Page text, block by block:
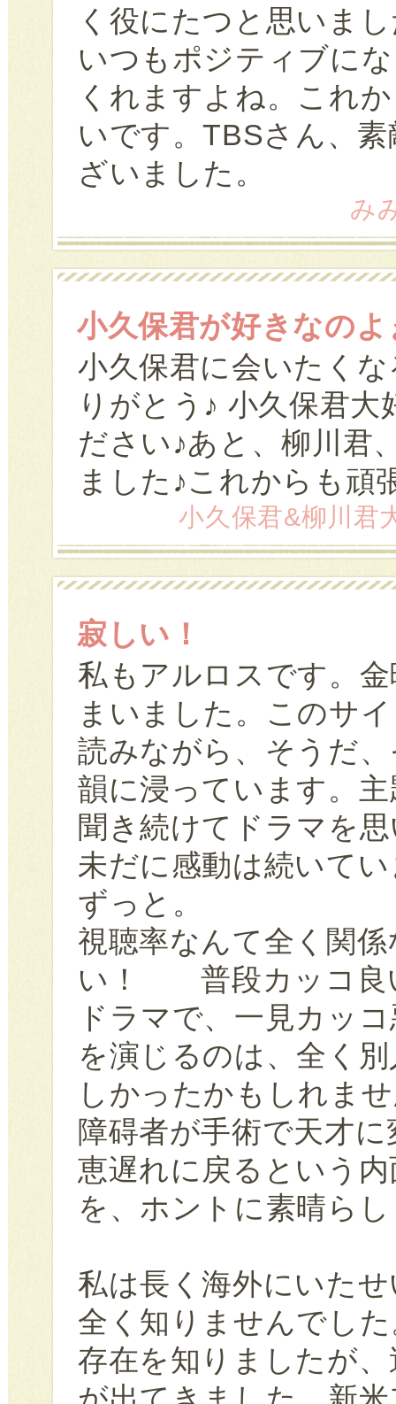
く役にたつと思いま
いつもポジティブに
くれますよね。これ
いです。TBSさん、
ざいました。
み
小久保君が好きなのよ
小久保君に会いたく
りがとう♪ 小久保君
ださい♪あと、柳川君
ました♪これからも頑
小久保君&柳川
寂しい！
私もアルロスです。
まいました。このサ
読みながら、そうだ
韻に浸っています。
聞き続けてドラマを
未だに感動は続いて
ずっと。
視聴率なんて全く関
い！ 普段カッコ良
ドラマで、一見カッ
を演じるのは、全く
しかったかもしれま
障碍者が手術で天才
恵遅れに戻るという
を、ホントに素晴ら
私は長く海外にいた
全く知りませんでし
存在を知りましたが